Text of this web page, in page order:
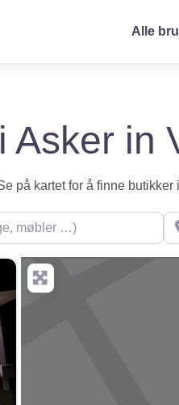
Alle
in
på kartet for å finne
…)